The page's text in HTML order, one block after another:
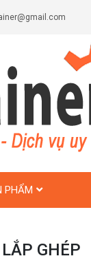
PHẨM
GHÉP